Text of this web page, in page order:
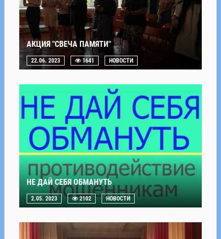
АКЦИЯ "СВЕЧА ПАМЯТИ"
22.06. 2023 1641 НОВОСТИ
НЕ ДАЙ СЕБЯ ОБМАНУТЬ
2.05. 2023 2102 НОВОСТИ